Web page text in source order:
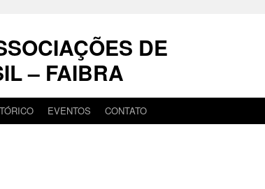
DE
– FAIBRA
EVENTOS CONTATO